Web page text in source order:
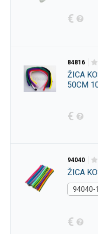
€
84816
ŽICA
50CM
€
94040
ŽICA
94040-
€